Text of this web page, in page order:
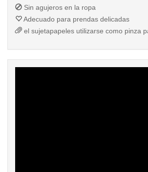
Sin agujeros en la ropa
Adecuado para prendas delicadas
el sujetapapeles utilizarse como pinza